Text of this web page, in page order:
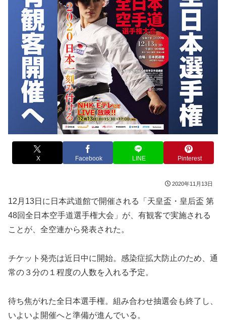
X Facebook LINE Pinterest
2020年11月13日
12月13日に日本武道館で開催される「天皇盃・皇后盃 第
48回全日本空手道選手権大会」が、有観客で実施される
ことが、全空連から発表された。
チケット発売は近日中に開始。 感染症拡大防止のため、通
常の３分の１程度の人数を入れる予定。
待ち焦がれた全日本選手権。組み合わせ抽選会も終了し、
いよいよ開催へと準備が進んでいる。